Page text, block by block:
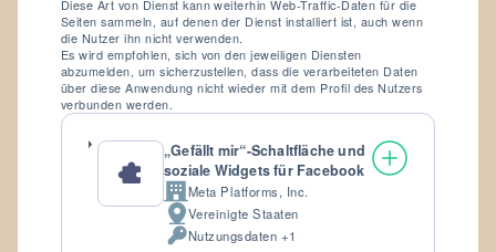
Diese Art von Dienst kann weiterhin Web-Traffic-Daten für die
Seiten sammeln, auf denen der Dienst installiert ist, auch wenn
die Nutzer ihn nicht verwenden.
Es wird empfohlen, sich von den jeweiligen Diensten
abzumelden, um sicherzustellen, dass die verarbeiteten Daten
über diese Anwendung nicht wieder mit dem Profil des Nutzers
verbunden werden.
„Gefällt mir“-Schaltfläche und
soziale Widgets für Facebook
Firma:Meta Platforms, Inc.
Verarbeitungsort:
Vereinigte Staaten
Verarbeitete
Nutzungsdaten +1